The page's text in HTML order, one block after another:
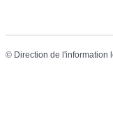
© Direction de l'information